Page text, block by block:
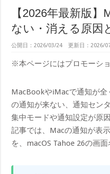
【2026年最新版
ない・消える原因
公開日：2026/03/24 更新日：2026/
※本ページにはプロモーシ
MacBookやiMacで通知が全
の通知が来ない、通知セ
集中モードや通知設定が原
記事では、Macの通知が表
を、macOS Tahoe 26の画